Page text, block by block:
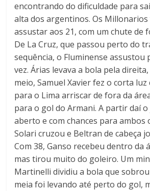
encontrando do dificuldade para
alta dos argentinos. Os
assustar aos 21, com um chute de
De La Cruz, que passou perto do
sequência, o Fluminense assustou
vez. Árias levava a bola pela
meio, Samuel Xavier fez o corta
para o Lima arriscar de fora da
para o gol do Armani. A partir daí
aberto e com chances para ambos
Solari cruzou e Beltran de cabeça
Com 38, Ganso recebeu dentro da
mas tirou muito do goleiro. Um
Martinelli dividiu a bola que
meia foi levando até perto do gol,